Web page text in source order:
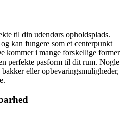
til din udendørs opholdsplads.
kan fungere som et centerpunkt
kommer i mange forskellige former
perfekte pasform til dit rum. Nogle
eller opbevaringsmuligheder,